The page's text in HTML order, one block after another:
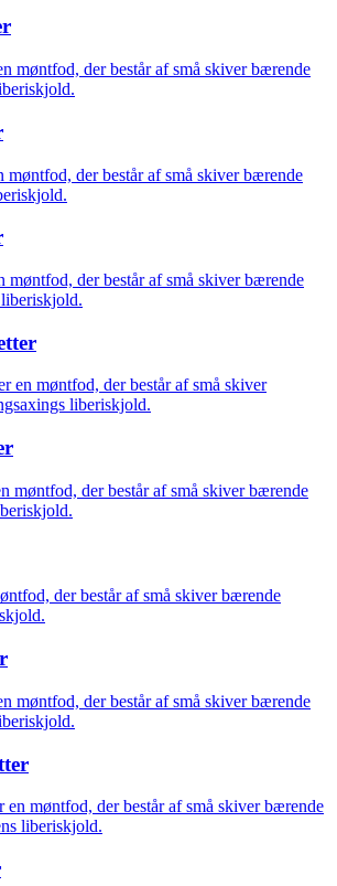
møntfod, der består af små skiver bærende
møntfod, der består af små skiver bærende
møntfod, der består af små skiver bærende
en møntfod, der består af små skiver
liberiskjold.
møntfod, der består af små skiver bærende
der består af små skiver bærende
møntfod, der består af små skiver bærende
en møntfod, der består af små skiver bærende
liberiskjold.